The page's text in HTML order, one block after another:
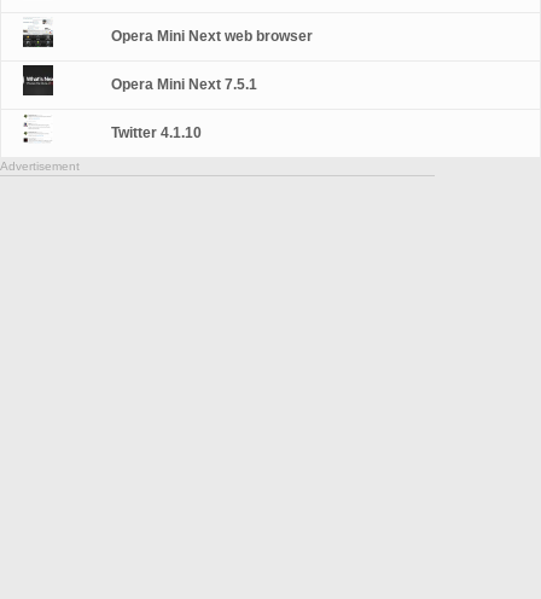
Opera Mini Next web browser
Opera Mini Next 7.5.1
Twitter 4.1.10
Advertisement